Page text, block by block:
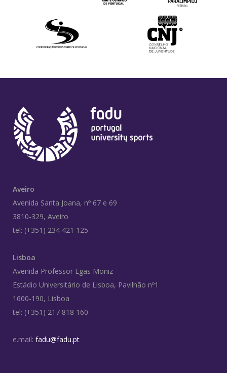
Aveiro
Avenida Santa Joana, nº 67 e 69
3810-329, Aveiro
tel: (+351) 234 421 125
Lisboa
Avenida Professor Egas Moniz
Estádio Universitário de Lisboa, Pavilhão nº1
1600-190, Lisboa
tel: (+351) 217 818 160
e.mail: fadu@fadu.pt